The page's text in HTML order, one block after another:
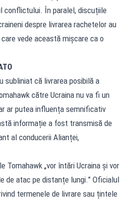
conflictului. În paralel, discuțiile
despre livrarea rachetelor au
vede această mișcare ca o
subliniat că livrarea posibilă a
către Ucraina nu va fi un
ar putea influența semnificativ
informație a fost transmisă de
al conducerii Alianței,
Tomahawk „vor întări Ucraina și vor
de atac pe distanțe lungi.” Oficialul
termenele de livrare sau țintele